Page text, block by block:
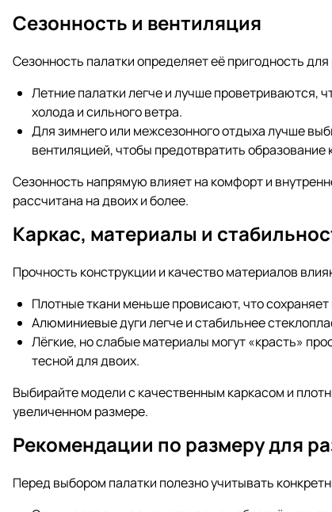
Сезонность и вентиляция
Сезонность палатки определяет её пригодность
Летние палатки легче и лучше проветриваются,
холода и сильного ветра.
Для зимнего или межсезонного отдыха лучше
вентиляцией, чтобы предотвратить образование
Сезонность напрямую влияет на комфорт и
рассчитана на двоих и более.
Каркас, материалы и
Прочность конструкции и качество материалов
Плотные ткани меньше провисают, что
Алюминиевые дуги легче и стабильнее
Лёгкие, но слабые материалы могут «красть»
тесной для двоих.
Выбирайте модели с качественным каркасом и
увеличенном размере.
Рекомендации по размеру для
Перед выбором палатки полезно учитывать